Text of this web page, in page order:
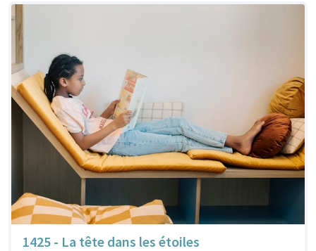
1425 - La tête dans les étoiles